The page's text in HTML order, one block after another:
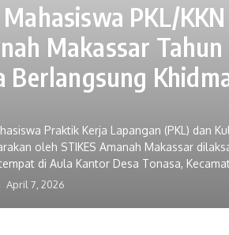
PKL/
Makassar
Berlangsung
Praktik Kerja Lapangan (PKL) dan
oleh STIKES Amanah Makassar
di Aula Kantor Desa Tonasa,
April 7, 2026